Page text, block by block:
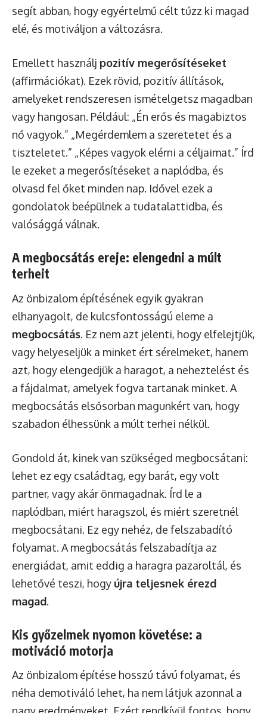
segít abban, hogy egyértelmű célt tűzz ki magad
elé, és motiváljon a változásra.
Emellett használj pozitív megerősítéseket
(affirmációkat). Ezek rövid, pozitív állítások,
amelyeket rendszeresen ismételgetsz magadban
vagy hangosan. Például: „Én erős és magabiztos
nő vagyok.” „Megérdemlem a szeretetet és a
tiszteletet.” „Képes vagyok elérni a céljaimat.” Írd
le ezeket a megerősítéseket a naplódba, és
olvasd fel őket minden nap. Idővel ezek a
gondolatok beépülnek a tudatalattidba, és
valósággá válnak.
A megbocsátás ereje: elengedni a múlt
terheit
Az önbizalom építésének egyik gyakran
elhanyagolt, de kulcsfontosságú eleme a
megbocsátás. Ez nem azt jelenti, hogy elfelejtjük,
vagy helyeseljük a minket ért sérelmeket, hanem
azt, hogy elengedjük a haragot, a neheztelést és
a fájdalmat, amelyek fogva tartanak minket. A
megbocsátás elsősorban magunkért van, hogy
szabadon élhessünk a múlt terhei nélkül.
Gondold át, kinek van szükséged megbocsátani:
lehet ez egy családtag, egy barát, egy volt
partner, vagy akár önmagadnak. Írd le a
naplódban, miért haragszol, és miért szeretnél
megbocsátani. Ez egy nehéz, de felszabadító
folyamat. A megbocsátás felszabadítja az
energiádat, amit eddig a haragra pazaroltál, és
lehetővé teszi, hogy újra teljesnek érezd
magad.
Kis győzelmek nyomon követése: a
motiváció motorja
Az önbizalom építése hosszú távú folyamat, és
néha demotiváló lehet, ha nem látjuk azonnal a